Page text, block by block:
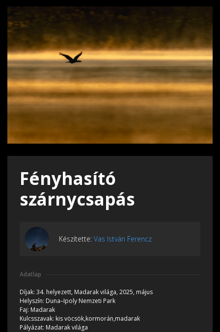
Fényhasító
szárnycsapás
Készítette: Vas István Ferencz
Adatlap
Díjak: 34. helyezett, Madarak világa, 2025, május
Helyszín: Duna–Ipoly Nemzeti Park
Faj: Madarak
Kulcsszavak: kis vöcsök,kormorán,madarak
Pályázat: Madarak világa